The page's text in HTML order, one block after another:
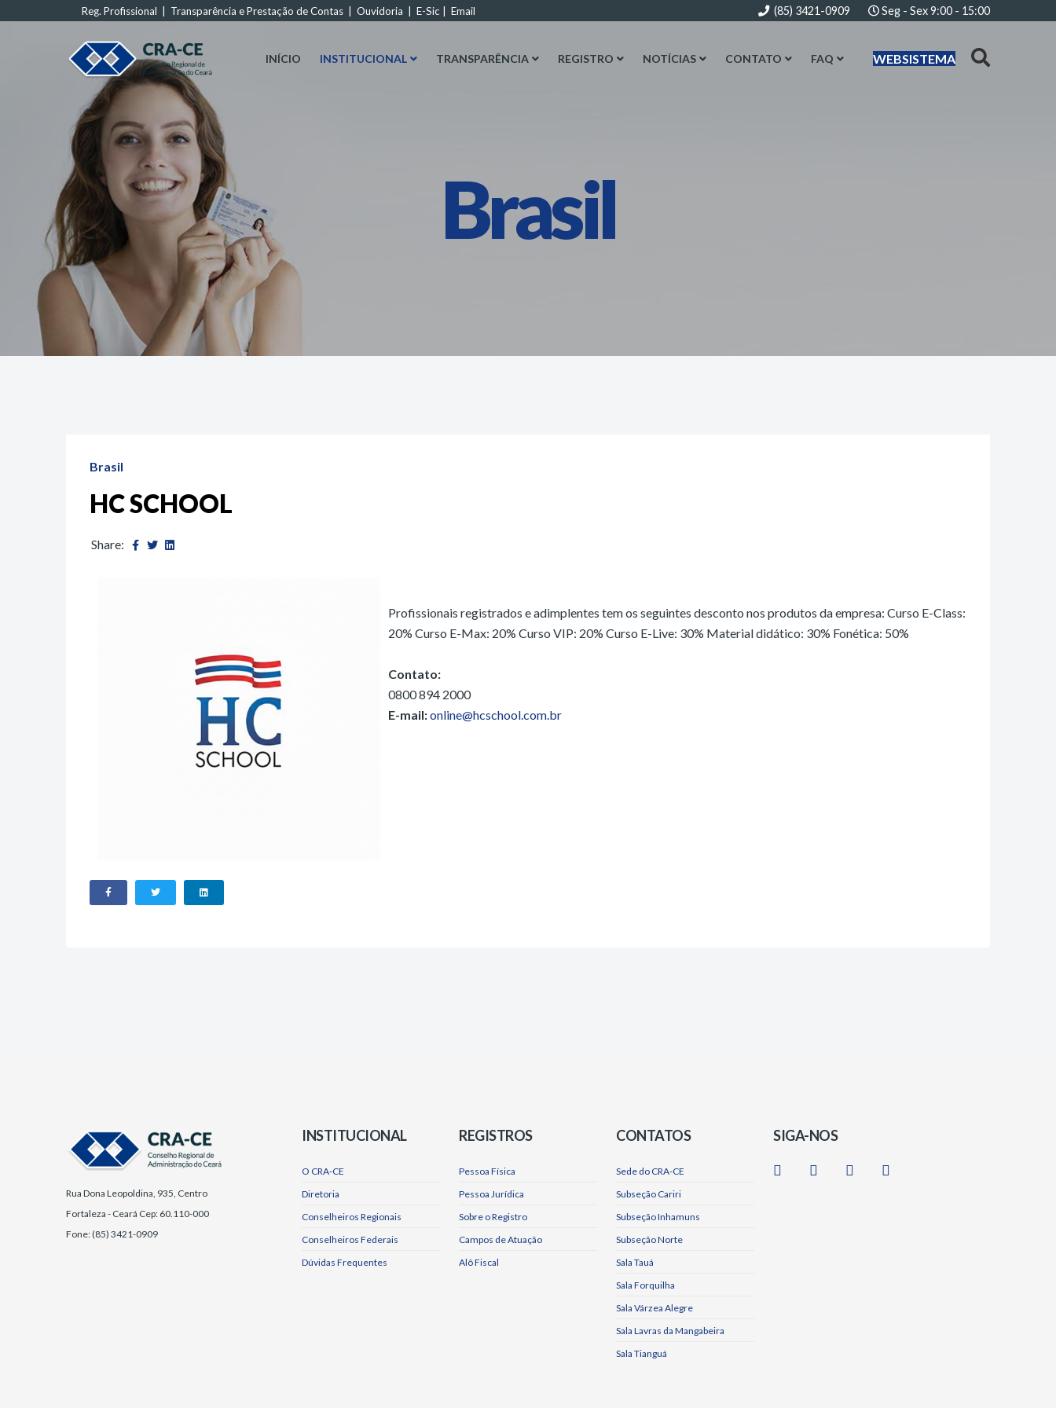
Reg. Profissional Transparência e Prestação de Contas Ouvidoria E-Sic Email (85) 3421-0909 Seg - Sex 9:00 - 15:00
WEBSISTEMA
INÍCIO INSTITUCIONAL TRANSPARÊNCIA REGISTRO NOTÍCIAS CONTATO FAQ
Brasil
Brasil
HC SCHOOL
Share:
Profissionais registrados e adimplentes tem os seguintes desconto nos produtos da empresa: Curso E-Class:
20% Curso E-Max: 20% Curso VIP: 20% Curso E-Live: 30% Material didático: 30% Fonética: 50%
Contato:
0800 894 2000
E-mail:online@hcschool.com.br
Rua Dona Leopoldina, 935, Centro
Fortaleza - Ceará Cep: 60.110-000
Fone: (85) 3421-0909
INSTITUCIONAL
O CRA-CE
Diretoria
Conselheiros Regionais
Conselheiros Federais
Dúvidas Frequentes
REGISTROS
Pessoa Física
Pessoa Jurídica
Sobre o Registro
Campos de Atuação
Alô Fiscal
CONTATOS
Sede do CRA-CE
Subseção Cariri
Subseção Inhamuns
Subseção Norte
Sala Tauá
Sala Forquilha
Sala Várzea Alegre
Sala Lavras da Mangabeira
Sala Tianguá
SIGA-NOS